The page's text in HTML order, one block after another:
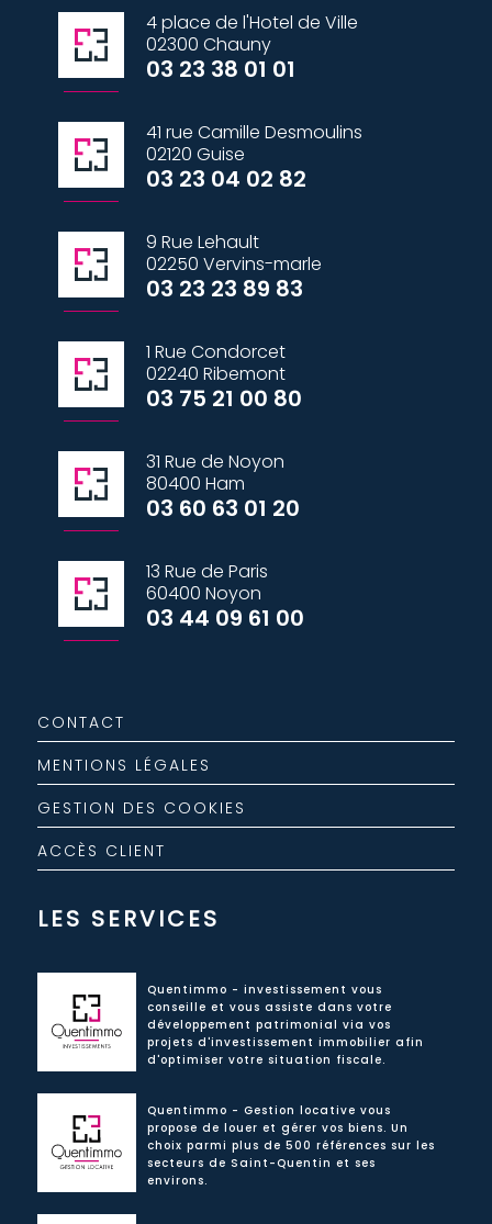
4 place de l'Hotel de Ville
02300 Chauny
03 23 38 01 01
41 rue Camille Desmoulins
02120 Guise
03 23 04 02 82
9 Rue Lehault
02250 Vervins-marle
03 23 23 89 83
1 Rue Condorcet
02240 Ribemont
03 75 21 00 80
31 Rue de Noyon
80400 Ham
03 60 63 01 20
13 Rue de Paris
60400 Noyon
03 44 09 61 00
CONTACT
MENTIONS LÉGALES
GESTION DES COOKIES
ACCÈS CLIENT
LES SERVICES
Quentimmo - investissement vous
conseille et vous assiste dans votre
développement patrimonial via vos
projets d'investissement immobilier afin
d'optimiser votre situation fiscale.
Quentimmo - Gestion locative vous
propose de louer et gérer vos biens. Un
choix parmi plus de 500 références sur les
secteurs de Saint-Quentin et ses
environs.